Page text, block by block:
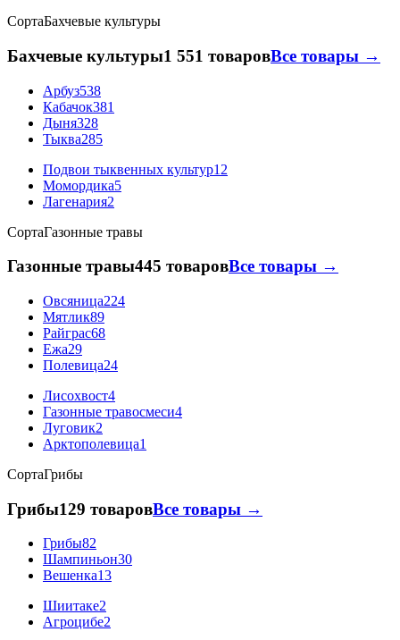
СортаБахчевые культуры
Бахчевые культуры1 551 товаровВсе товары →
Арбуз538
Кабачок381
Дыня328
Тыква285
Подвои тыквенных культур12
Момордика5
Лагенария2
СортаГазонные травы
Газонные травы445 товаровВсе товары →
Овсяница224
Мятлик89
Райграс68
Ежа29
Полевица24
Лисохвост4
Газонные травосмеси4
Луговик2
Арктополевица1
СортаГрибы
Грибы129 товаровВсе товары →
Грибы82
Шампиньон30
Вешенка13
Шиитаке2
Агроцибе2